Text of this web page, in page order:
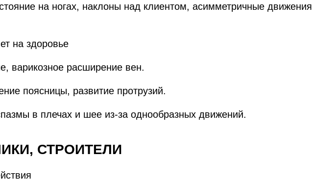
на ногах, наклоны над клиентом, асимметричные движения
на здоровье
варикозное расширение вен.
поясницы, развитие протрузий.
в плечах и шее из-за однообразных движений.
СТРОИТЕЛИ